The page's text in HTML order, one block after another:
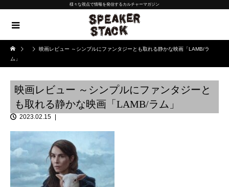
様々な視点で情報を発信するカルチャーマガジン
映画レビュー ～シンプルにファンタジーとも取れる静かな映画「LAMB/ラ
ム」
映画レビュー ～シンプルにファンタジーと
も取れる静かな映画「LAMB/ラム」
2023.02.15